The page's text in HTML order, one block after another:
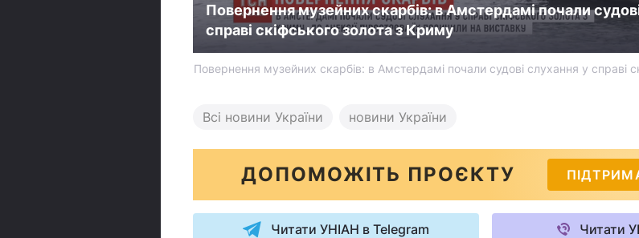
Повернення музейних скарбів: в Амстердамі почали
справі скіфського золота з Криму
Повернення музейних скарбів: в Амстердамі почали судові слухання у справі
Всі новини України новини України
ДОПОМОЖІТЬ ПРОЄКТУ
Читати УНІАН в Telegram Читати